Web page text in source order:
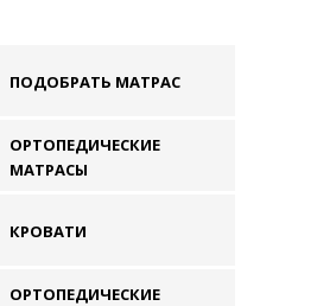
ПОДОБРАТЬ МАТРАС
ОРТОПЕДИЧЕСКИЕ
МАТРАСЫ
КРОВАТИ
ОРТОПЕДИЧЕСКИЕ